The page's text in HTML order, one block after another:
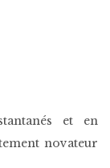
et en
novateur